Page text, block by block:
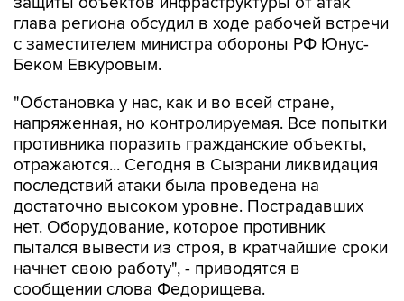
глава региона обсудил в ходе рабочей встречи
с заместителем министра обороны РФ Юнус-
Беком Евкуровым.
"Обстановка у нас, как и во всей стране,
напряженная, но контролируемая. Все попытки
противника поразить гражданские объекты,
отражаются... Сегодня в Сызрани ликвидация
последствий атаки была проведена на
достаточно высоком уровне. Пострадавших
нет. Оборудование, которое противник
пытался вывести из строя, в кратчайшие сроки
начнет свою работу", - приводятся в
сообщении слова Федорищева.